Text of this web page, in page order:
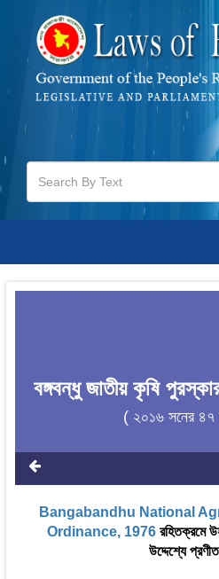
বঙ্গবন্ধু জাতীয় কৃষি
( ২০১৬ সনের
Bangabandhu National
Ordinance, 1976রহিতক্রমে
উদ্দেশ্যে